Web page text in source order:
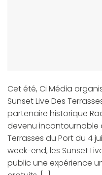
Cet été, Ci Média
Sunset Live Des
partenaire historique
devenu incontournable
Terrasses du Port du 4
week-end, les Sunset
public une expérience